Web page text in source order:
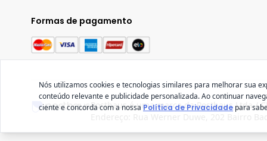
Formas de pagamento
Posthaus é uma marca da Posthaus Ltda /
Nós utilizamos cookies e tecnologias similares para melhorar sua
conteúdo relevante e publicidade personalizada. Ao continuar
ciente e concorda com a nossa Política de Privacidade para